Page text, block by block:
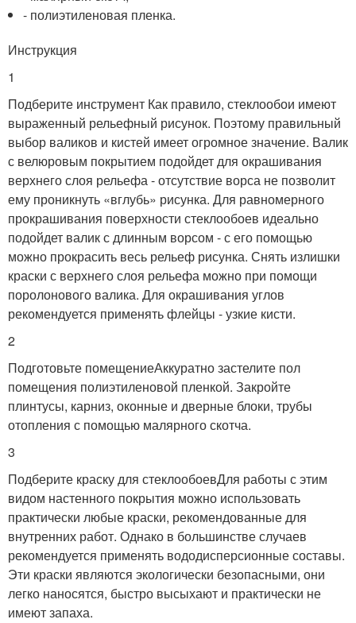
- полиэтиленовая пленка.
Инструкция
1
Подберите инструмент Как правило, стеклообои имеют
выраженный рельефный рисунок. Поэтому правильный
выбор валиков и кистей имеет огромное значение. Валик
с велюровым покрытием подойдет для окрашивания
верхнего слоя рельефа - отсутствие ворса не позволит
ему проникнуть «вглубь» рисунка. Для равномерного
прокрашивания поверхности стеклообоев идеально
подойдет валик с длинным ворсом - с его помощью
можно прокрасить весь рельеф рисунка. Снять излишки
краски с верхнего слоя рельефа можно при помощи
поролонового валика. Для окрашивания углов
рекомендуется применять флейцы - узкие кисти.
2
Подготовьте помещениеАккуратно застелите пол
помещения полиэтиленовой пленкой. Закройте
плинтусы, карниз, оконные и дверные блоки, трубы
отопления с помощью малярного скотча.
3
Подберите краску для стеклообоевДля работы с этим
видом настенного покрытия можно использовать
практически любые краски, рекомендованные для
внутренних работ. Однако в большинстве случаев
рекомендуется применять вододисперсионные составы.
Эти краски являются экологически безопасными, они
легко наносятся, быстро высыхают и практически не
имеют запаха.